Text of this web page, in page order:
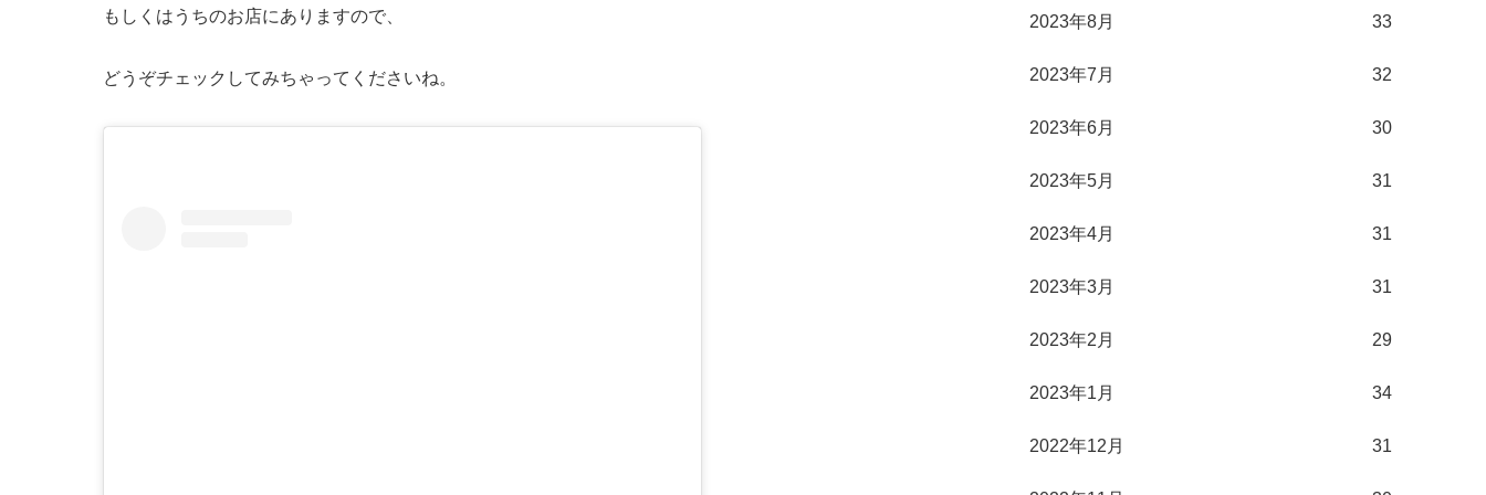
もしくはうちのお店にありますので、
どうぞチェックしてみちゃってくださいね。
2023年8月 33
2023年7月 32
2023年6月 30
2023年5月 31
2023年4月 31
2023年3月 31
2023年2月 29
2023年1月 34
2022年12月 31